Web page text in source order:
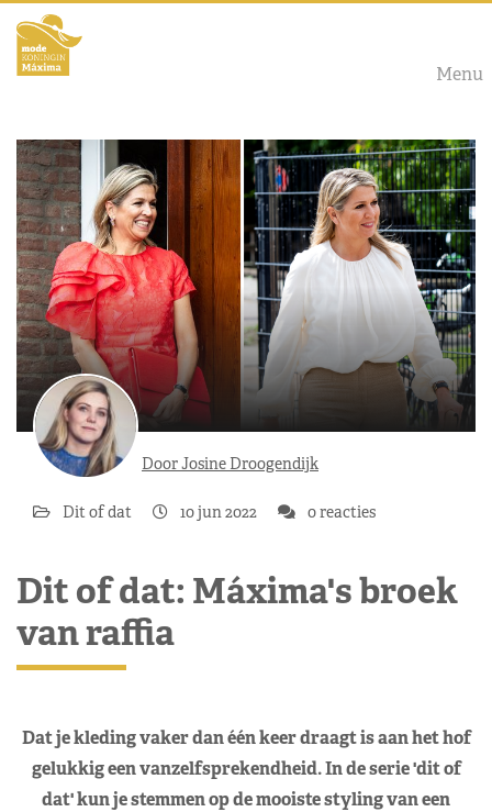
Menu
Door Josine Droogendijk
Dit of dat 10 jun 2022 0 reacties
Dit of dat: Máxima's broek
van raffia
Dat je kleding vaker dan één keer draagt is aan het hof
gelukkig een vanzelfsprekendheid. In de serie 'dit of
dat' kun je stemmen op de mooiste styling van een